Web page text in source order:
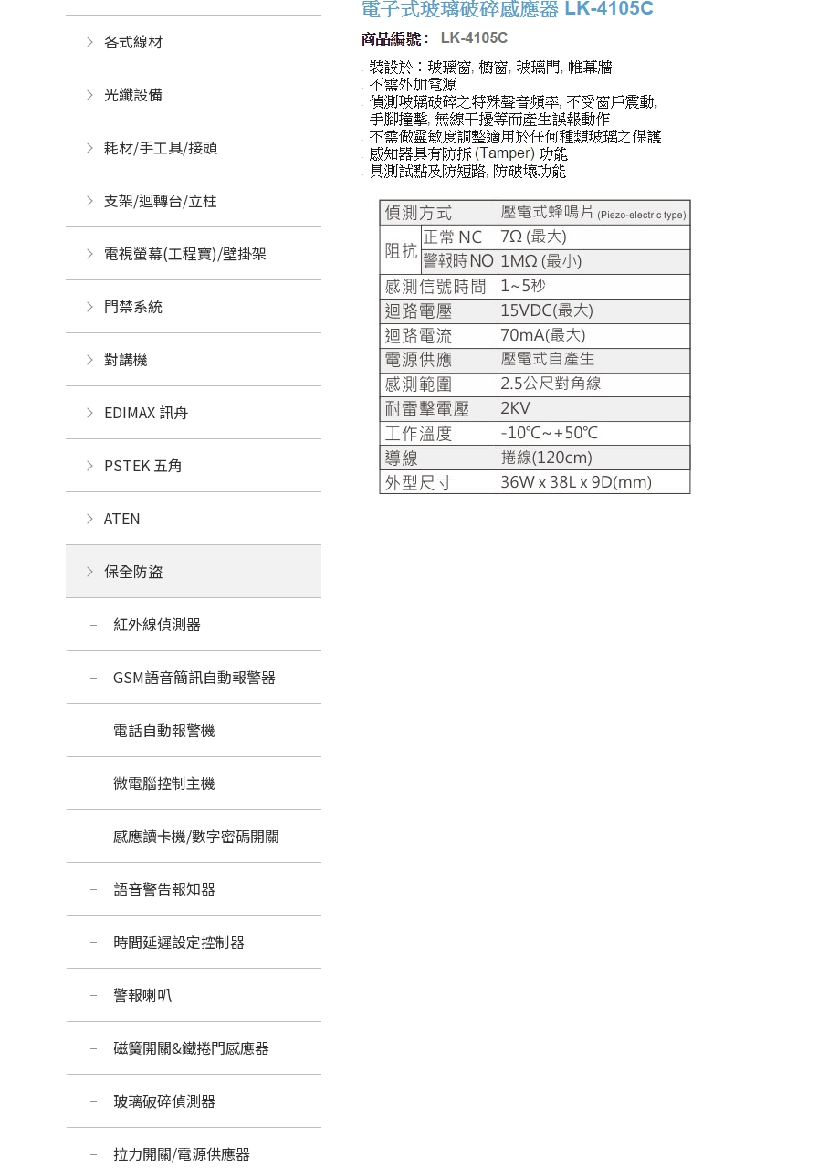
各式線材
光纖設備
耗材/手工具/接頭
支架/迴轉台/立柱
電視螢幕(工程寶)/壁掛架
門禁系統
對講機
EDIMAX 訊舟
PSTEK 五角
ATEN
保全防盜
紅外線偵測器
GSM語音簡訊自動報警器
電話自動報警機
微電腦控制主機
感應讀卡機/數字密碼開關
語音警告報知器
時間延遲設定控制器
警報喇叭
磁簧開關&鐵捲門感應器
玻璃破碎偵測器
拉力開關/電源供應器